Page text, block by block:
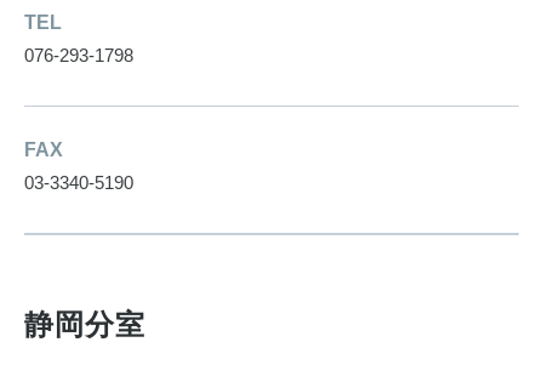
TEL
076-293-1798
FAX
03-3340-5190
静岡分室